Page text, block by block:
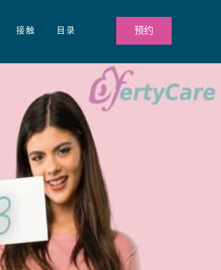
接触 目录 预约